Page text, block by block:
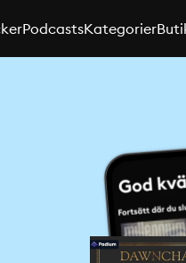
PodcastsKategorier